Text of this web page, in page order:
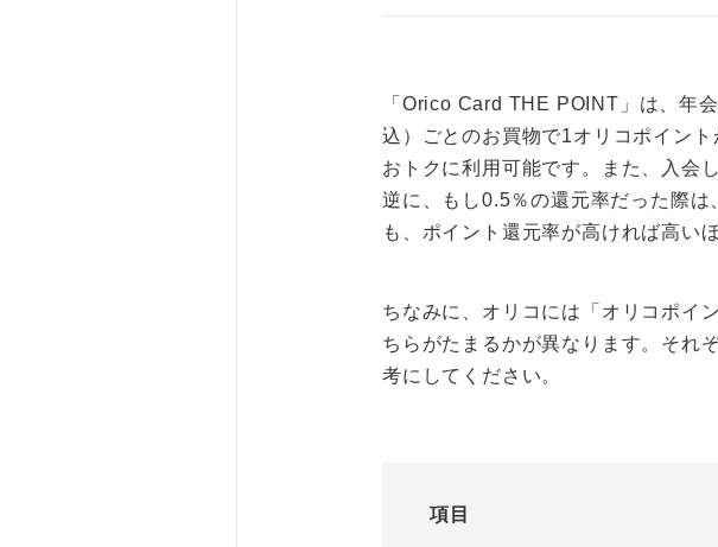
「Orico Card THE POINT」は、年
込）ごとのお買物で1オリコポイン
おトクに利用可能です。また、入会
逆に、もし0.5％の還元率だった際
も、ポイント還元率が高ければ高い
ちなみに、オリコには「オリコポイ
ちらがたまるかが異なります。それ
考にしてください。
項目